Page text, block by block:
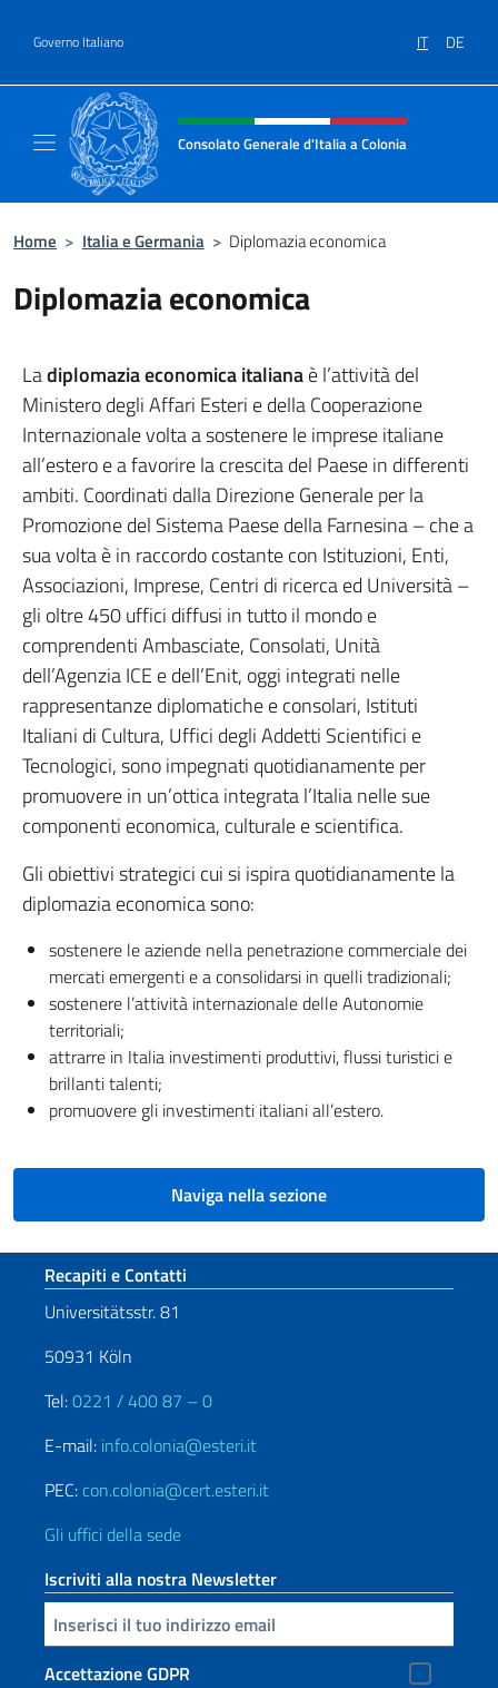
Governo Italiano IT DE
Intestazione sito, social e menù
Consolato Generale d'Italia a Colonia
Home > Italia e Germania > Diplomazia economica
Diplomazia economica
Ladiplomazia economica italianaè l’attività del
Ministero degli Affari Esteri e della Cooperazione
Internazionale volta a sostenere le imprese italiane
all’estero e a favorire la crescita del Paese in differenti
ambiti. Coordinati dalla Direzione Generale per la
Promozione del Sistema Paese della Farnesina – che a
sua volta è in raccordo costante con Istituzioni, Enti,
Associazioni, Imprese, Centri di ricerca ed Università –
gli oltre 450 uffici diffusi in tutto il mondo e
comprendenti Ambasciate, Consolati, Unità
dell’Agenzia ICE e dell’Enit, oggi integrati nelle
rappresentanze diplomatiche e consolari, Istituti
Italiani di Cultura, Uffici degli Addetti Scientifici e
Tecnologici, sono impegnati quotidianamente per
promuovere in un’ottica integrata l’Italia nelle sue
componenti economica, culturale e scientifica.
Gli obiettivi strategici cui si ispira quotidianamente la
diplomazia economica sono:
sostenere le aziende nella penetrazione commerciale dei
mercati emergenti e a consolidarsi in quelli tradizionali;
sostenere l’attività internazionale delle Autonomie
territoriali;
attrarre in Italia investimenti produttivi, flussi turistici e
brillanti talenti;
promuovere gli investimenti italiani all’estero.
Naviga nella sezione
Sezione footer
Recapiti e Contatti
Universitätsstr. 81
50931 Köln
Tel:0221 / 400 87 – 0
E-mail: info.colonia@esteri.it
PEC: con.colonia@cert.esteri.it
Gli uffici della sede
Iscriviti alla nostra Newsletter
Inserisci la tua email
Accettazione GDPR